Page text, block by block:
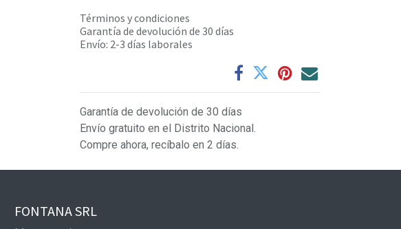
Términos y condiciones
Garantía de devolución de 30 días
Envío: 2-3 días laborales
Garantía de devolución de 30 días
Envío gratuito en el Distrito Nacional.
Compre ahora, recíbalo en 2 días.
FONTANA SRL